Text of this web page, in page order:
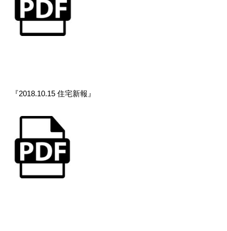
『2018.10.15 住宅新報』